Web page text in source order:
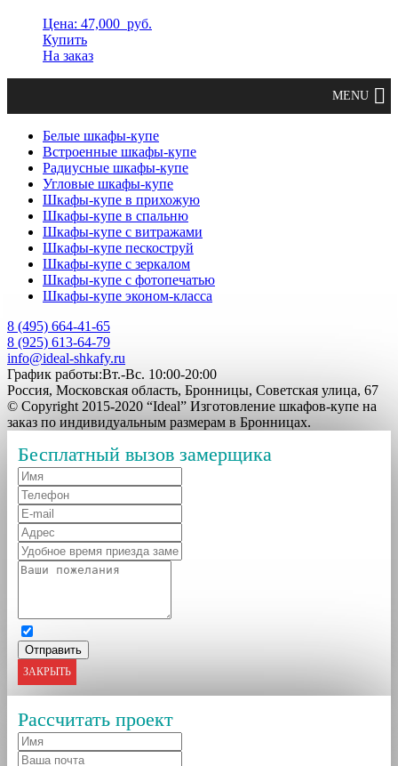
Цена: 47,000 руб.
Купить
На заказ
Белые шкафы-купе
Встроенные шкафы-купе
Радиусные шкафы-купе
Угловые шкафы-купе
Шкафы-купе в прихожую
Шкафы-купе в спальню
Шкафы-купе с витражами
Шкафы-купе пескоструй
Шкафы-купе с зеркалом
Шкафы-купе с фотопечатью
Шкафы-купе эконом-класса
8 (495) 664-41-65
8 (925) 613-64-79
info@ideal-shkafy.ru
График работы:Вт.-Вс. 10:00-20:00
Россия, Московская область, Бронницы, Советская улица, 67
© Copyright 2015-2020 “Ideal” Изготовление шкафов-купе на
заказ по индивидуальным размерам в Бронницах.
Бесплатный вызов замерщика
ЗАКРЫТЬ
Рассчитать проект